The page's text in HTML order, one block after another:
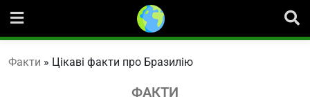
content
Факти » Цікаві факти про Бразилію
ФАКТИ